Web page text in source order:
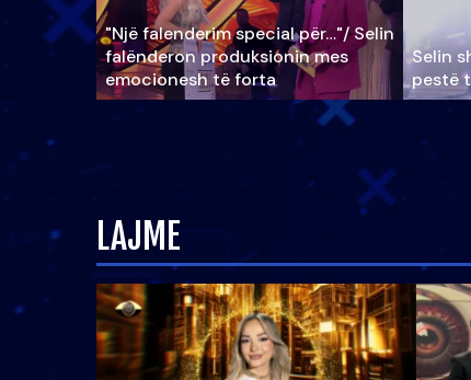
"Një falenderim special për…"/ Selin
falënderon produksionin mes
emocionesh të forta
Selin
pestë
LAJME